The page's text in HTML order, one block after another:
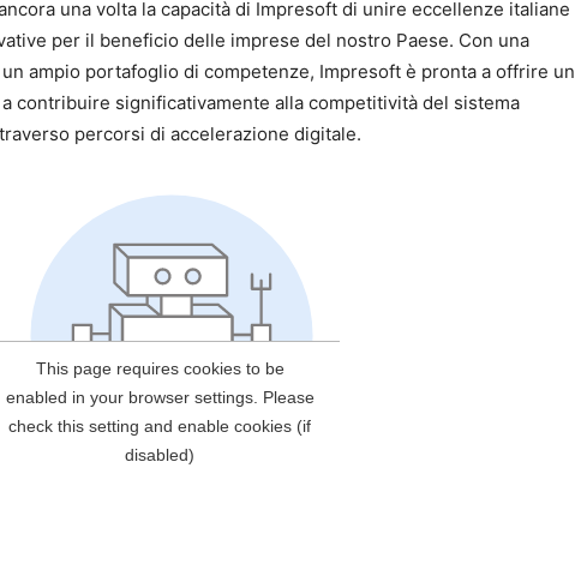
una volta la capacità di Impresoft di unire eccellenze italiane
per il beneficio delle imprese del nostro Paese. Con una
ampio portafoglio di competenze, Impresoft è pronta a offrire un
contribuire significativamente alla competitività del sistema
percorsi di accelerazione digitale.